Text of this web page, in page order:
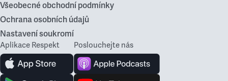
Všeobecné obchodní podmínky
Ochrana osobních údajů
Nastavení soukromí
Aplikace Respekt Poslouchejte nás